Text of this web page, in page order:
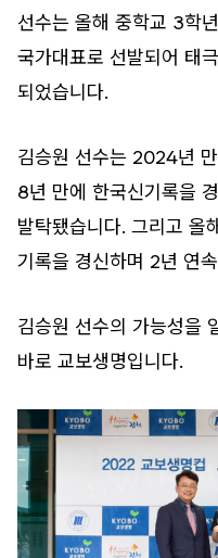
선수는 올해 중학교 3학
국가대표로 선발되어 태
되었습니다.
김승원 선수는 2024년
8년 만에 한국신기록을
발탁됐습니다. 그리고 올
기록을 경신하며 2년 연
김승원 선수의 가능성을
바로 교보생명입니다.